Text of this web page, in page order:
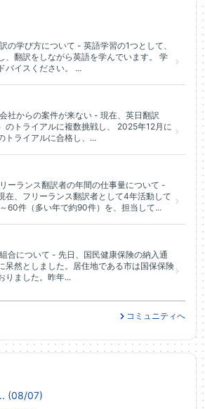
(08/07)
の学び方について - 英語学習の1つとして、
、翻訳をしながら英語を学んでいます。 学
バイスください。 ...
社からの案件が来ない - 現在、英日翻訳
のトライアルに複数挑戦し、 2025年12月に
トライアルに合格し、...
ーランス翻訳者の年間の仕事量について -
在、フリーランス翻訳者として4年活動して
60件（多い年で約90件）を、担当して...
合について - 先日、国民健康保険の納入通
呆然としました。居住地である市は国保保険
りました。昨年...
コミュニティへ